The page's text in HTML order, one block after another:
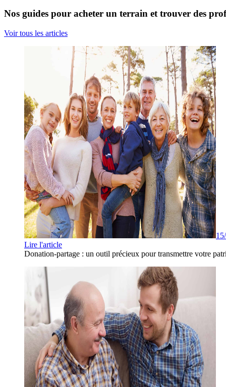
Nos guides pour acheter un terrain et trouver des
Voir tous les articles
Lire l'article
Donation-partage : un outil précieux pour transmettre votre